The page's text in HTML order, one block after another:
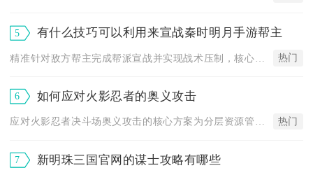
5 有什么技巧可以利用来宣战秦时明月手游帮主
热门
6 如何应对火影忍者的奥义攻击
应对火影忍者决斗场奥义攻击的核心方案为分层资源管控搭配分段规... 热门
7 新明珠三国官网的谋士攻略有哪些